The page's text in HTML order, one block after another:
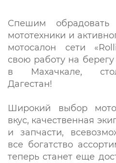
Спешим обрадовать
мототехники и
мотосалон сети
свою работу на
в Махачкале,
Дагестан!
Широкий выбор
вкус, качественная
и запчасти,
все богатство
теперь станет еще